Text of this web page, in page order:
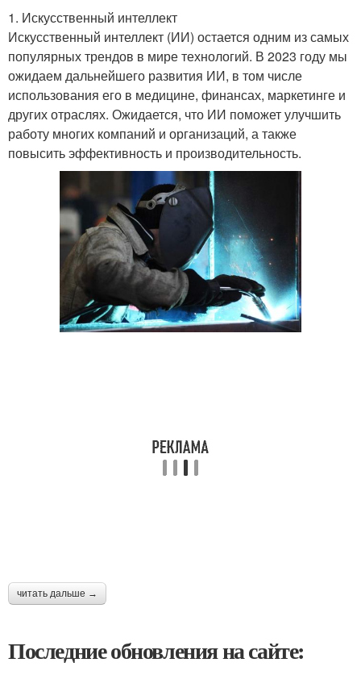
1. Искусственный интеллект
Искусственный интеллект (ИИ) остается одним из самых
популярных трендов в мире технологий. В 2023 году мы
ожидаем дальнейшего развития ИИ, в том числе
использования его в медицине, финансах, маркетинге и
других отраслях. Ожидается, что ИИ поможет улучшить
работу многих компаний и организаций, а также
повысить эффективность и производительность.
читать дальше →
Последние обновления на сайте: